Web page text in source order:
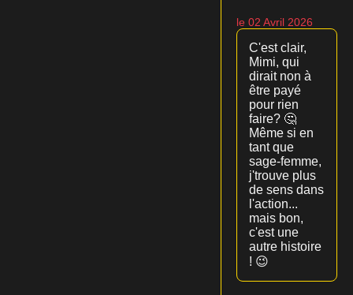
le 02 Avril 2026
C'est clair,
Mimi, qui
dirait non à
être payé
pour rien
faire? 🤔
Même si en
tant que
sage-femme,
j'trouve plus
de sens dans
l'action...
mais bon,
c'est une
autre histoire
! 😉